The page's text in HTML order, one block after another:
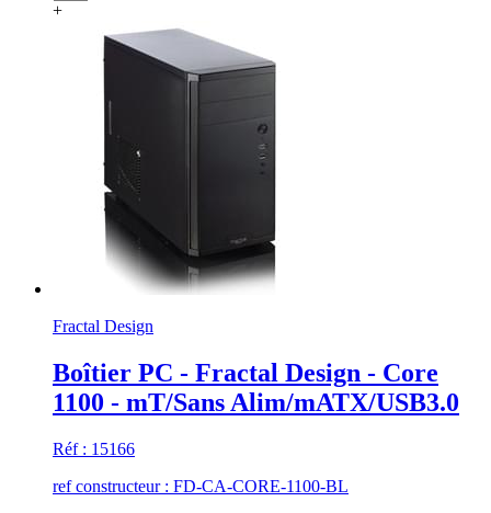
+
Fractal Design
Boîtier PC - Fractal Design - Core
1100 - mT/Sans Alim/mATX/USB3.0
Réf : 15166
ref constructeur : FD-CA-CORE-1100-BL